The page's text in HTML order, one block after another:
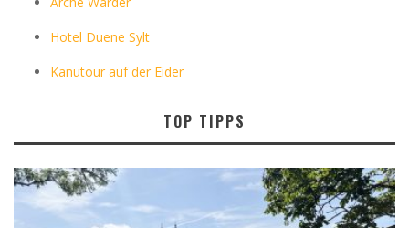
Hotel Duene Sylt
Kanutour auf der Eider
TOP TIPPS